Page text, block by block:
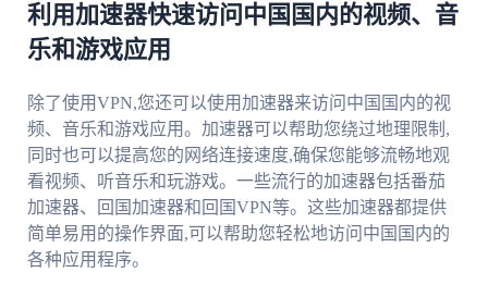
利用加速器快速访问中国国内的视频、音
乐和游戏应用
除了使用VPN,您还可以使用加速器来访问中国国内的视
频、音乐和游戏应用。加速器可以帮助您绕过地理限制,
同时也可以提高您的网络连接速度,确保您能够流畅地观
看视频、听音乐和玩游戏。一些流行的加速器包括番茄
加速器、回国加速器和回国VPN等。这些加速器都提供
简单易用的操作界面,可以帮助您轻松地访问中国国内的
各种应用程序。